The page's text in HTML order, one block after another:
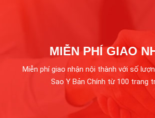
MIỄN PHÍ GIAO
Miễn phí giao nhận nội thành với số
Sao Y Bản Chính từ 100 trang